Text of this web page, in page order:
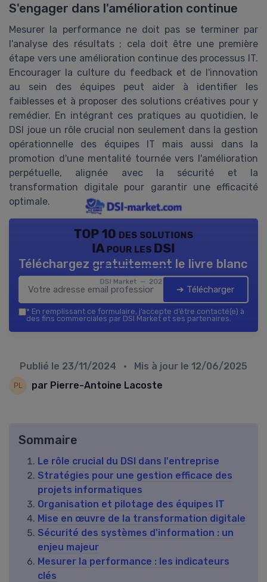
S'engager dans l'amélioration continue
Mesurer la performance ne doit pas se terminer par
l'analyse des résultats ; cela doit être une première
étape vers une amélioration continue des processus IT.
Encourager la culture du feedback et de l'innovation
au sein des équipes peut aider à identifier les
faiblesses et à proposer des solutions créatives pour y
remédier. En intégrant ces pratiques au quotidien, le
DSI joue un rôle crucial non seulement dans la gestion
opérationnelle des équipes IT mais aussi dans la
promotion d'une mentalité tournée vers l'amélioration
perpétuelle, alignée avec la sécurité et la
transformation digitale pour garantir une efficacité
optimale.
TOP 10 des solutions
IA pour les DSI
DSI Market — 2026
Téléchargez gratuitement le livre blanc
➔ Télécharger
* En remplissant ce formulaire, j’accepte d’être contacté(e) à
des fins commerciales par DSI Market et ses partenaires.
Publié le 23/11/2024 • Mis à jour le 12/06/2025
par Pierre-Antoine Lacoste
Sommaire
Le rôle crucial du DSI dans l'entreprise
Stratégies pour une gestion efficace des
projets informatiques
Organisation et pilotage des équipes IT
Mise en œuvre de la transformation digitale
Sécurité des systèmes d'information : un
enjeu majeur
Mesurer la performance : les indicateurs
clés